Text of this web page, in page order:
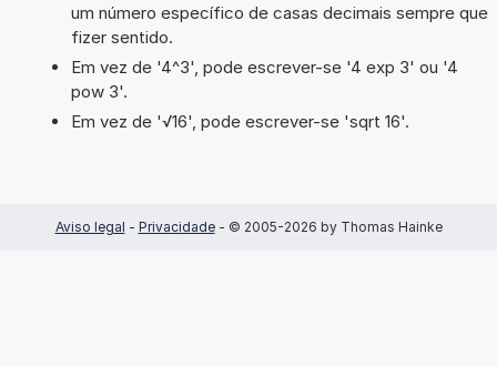
um número específico de casas decimais sempre que
fizer sentido.
Em vez de '4^3', pode escrever-se '4 exp 3' ou '4
pow 3'.
Em vez de '√16', pode escrever-se 'sqrt 16'.
Aviso legal - Privacidade- © 2005-2026 by Thomas Hainke